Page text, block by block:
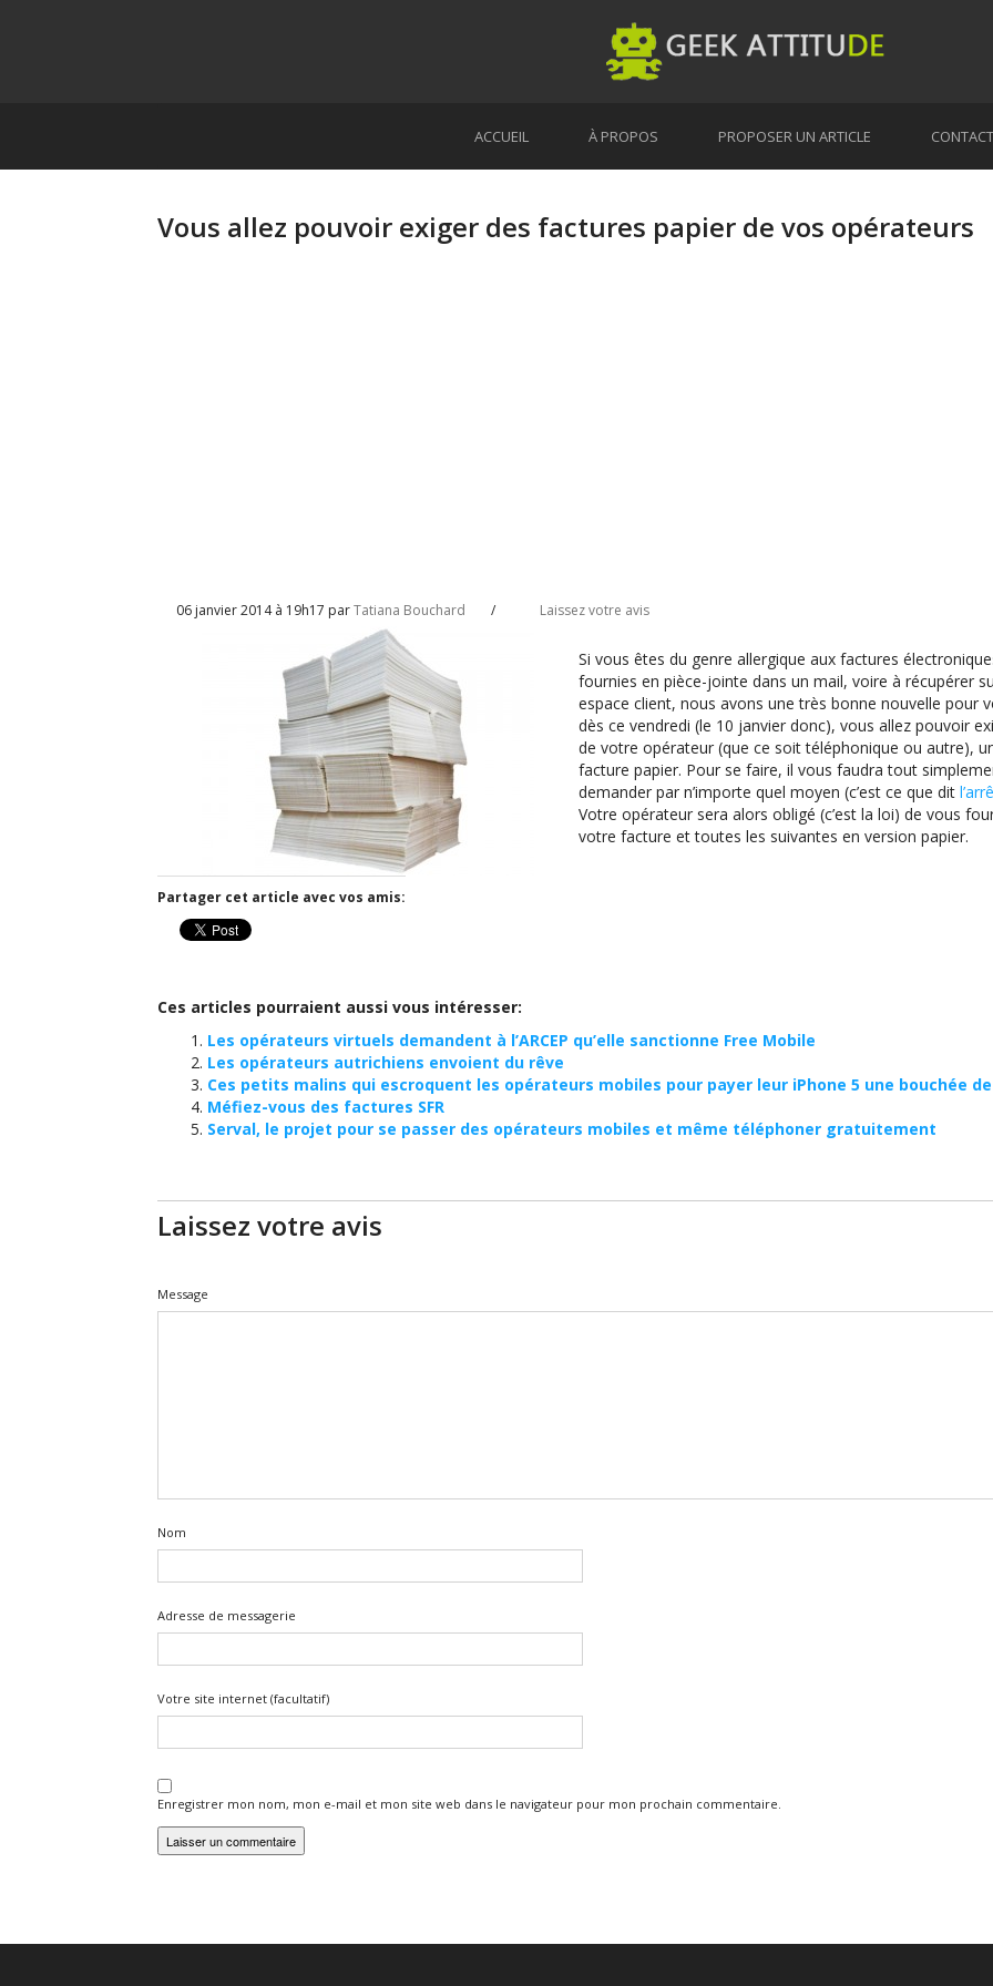
ACCUEIL À PROPOS PROPOSER UN ARTICLE CONTACT
Vous allez pouvoir exiger des factures papier de vos opérateurs
06 janvier 2014 à 19h17 parTatiana Bouchard / Laissez votre avis
Si vous êtes du genre allergique aux factures
fournies en pièce-jointe dans un mail, voire à récupérer
espace client, nous avons une très bonne nouvelle pour
dès ce vendredi (le 10 janvier donc), vous allez pouvoir
de votre opérateur (que ce soit téléphonique ou autre),
facture papier. Pour se faire, il vous faudra tout
demander par n’importe quel moyen (c’est ce que dit
Votre opérateur sera alors obligé (c’est la loi) de vous
votre facture et toutes les suivantes en version papier.
Partager cet article avec vos amis:
Ces articles pourraient aussi vous intéresser:
Les opérateurs virtuels demandent à l’ARCEP qu’elle sanctionne Free Mobile
Les opérateurs autrichiens envoient du rêve
Ces petits malins qui escroquent les opérateurs mobiles pour payer leur iPhone 5 une bouchée
Méfiez-vous des factures SFR
Serval, le projet pour se passer des opérateurs mobiles et même téléphoner gratuitement
Laissez votre avis
Message
Nom
Adresse de messagerie
Votre site internet (facultatif)
Enregistrer mon nom, mon e-mail et mon site web dans le navigateur pour mon prochain commentaire.